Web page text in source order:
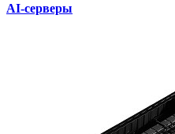
AI‑серверы